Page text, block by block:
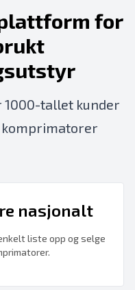
for
1000-tallet kunder
nasjonalt
liste opp og selge